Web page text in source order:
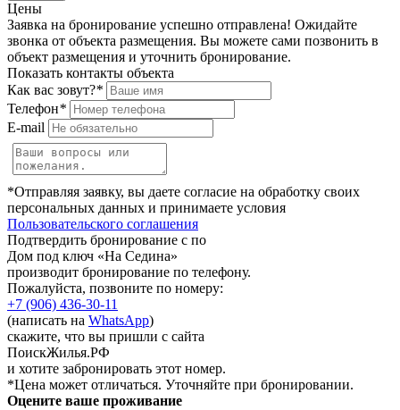
Цены
Заявка на бронирование успешно отправлена! Ожидайте
звонка от объекта размещения. Вы можете сами позвонить в
объект размещения и уточнить бронирование.
Показать контакты объекта
Как вас зовут?*
Телефон*
E-mail
*Отправляя заявку, вы даете согласие на обработку своих
персональных данных и принимаете условия
Пользовательского соглашения
Подтвердить бронирование с по
Дом под ключ «На Седина»
производит бронирование по телефону.
Пожалуйста, позвоните по номеру:
+7 (906) 436-30-11
(написать на WhatsApp)
скажите, что вы пришли с сайта
ПоискЖилья.РФ
и хотите забронировать этот номер.
*Цена может отличаться. Уточняйте при бронировании.
Оцените ваше проживание